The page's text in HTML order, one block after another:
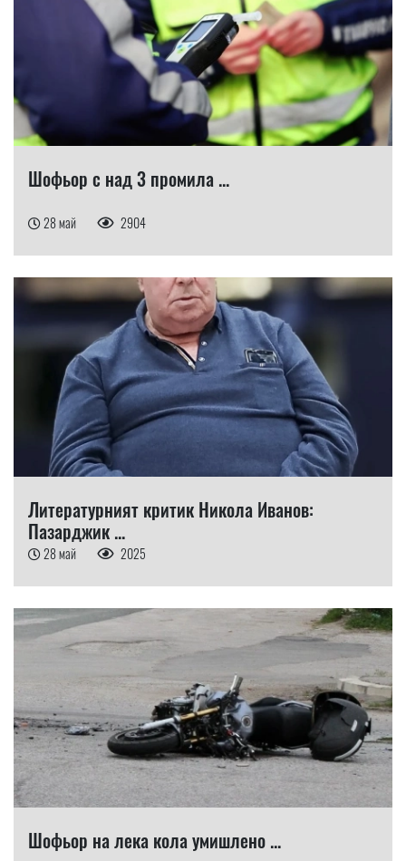
Шофьор с над 3 промила ...
28 май 2904
Литературният критик Никола Иванов:
Пазарджик ...
28 май 2025
Шофьор на лека кола умишлено ...